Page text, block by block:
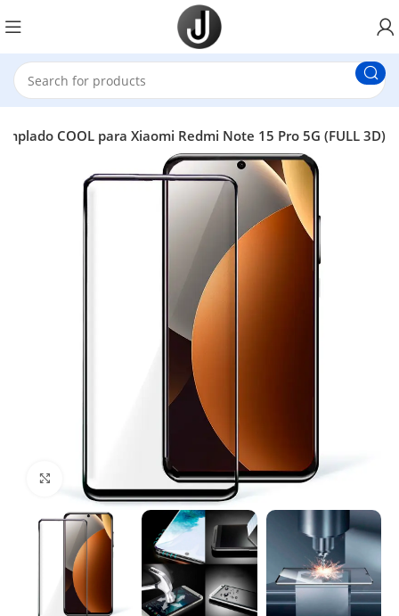
COOL para Xiaomi Redmi Note 15 Pro 5G (FULL 3D)
Click to enlarge